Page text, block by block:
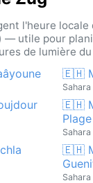
l'heure locale
— utile pour
de lumière du
🇪🇭
🇪🇭
Plage
🇪🇭